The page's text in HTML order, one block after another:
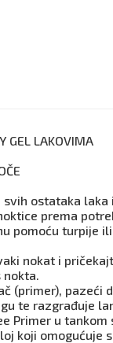
GEL LAKOVIMA
ostataka laka
prema
pomoću turpije
nokat i
nokta.
(primer), pazeći
te razgrađuje
Primer u
koji omogućuje